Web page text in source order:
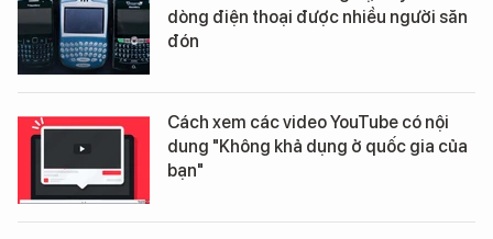
dòng điện thoại được nhiều người săn
đón
Cách xem các video YouTube có nội
dung "Không khả dụng ở quốc gia của
bạn"